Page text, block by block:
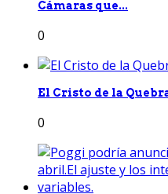
Cámaras que...
0
El Cristo de la
0